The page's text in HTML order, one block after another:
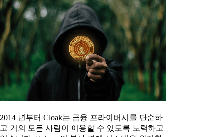
2014 년부터 Cloak는 금융 프라이버시를 단순하
고 거의 모든 사람이 이용할 수 있도록 노력하고